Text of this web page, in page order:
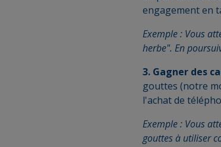
engagement en
Exemple : Vous
herbe". En
3. Gagner des
gouttes (notre
l'achat de
Exemple : Vous
gouttes à utiliser